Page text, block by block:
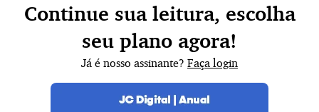
Continue sua leitura, escolha
seu plano agora!
Já é nosso assinante? Faça login